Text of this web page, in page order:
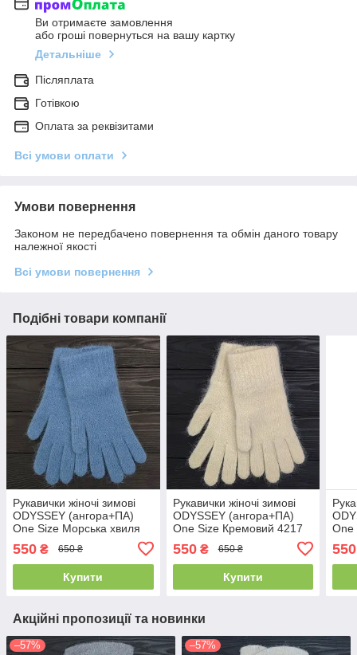
Ви отримаєте замовлення
або гроші повернуться на вашу картку
Детальніше
Післяплата
Готівкою
Оплата за реквізитами
Всі умови оплати
Умови повернення
Законом не передбачено повернення та обмін даного товару
належної якості
Всі умови повернення
Подібні товари компанії
Рукавички жіночі зимові
ODYSSEY (ангора+ПА)
One Size Морська хвиля
550 ₴ 650 ₴
Купити
Рукавички жіночі зимові
ODYSSEY (ангора+ПА)
One Size Кремовий 4217
550₴ 650 ₴
Купити
One
550
Акційні пропозиції та новинки
–57% –57%